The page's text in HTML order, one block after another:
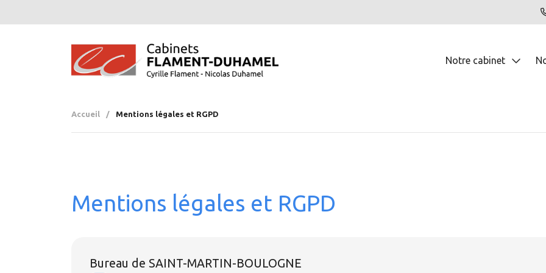
Notre cabinet
Recrutement
Accueil / Mentions légales et RGPD
Mentions légales et RGPD
Bureau de SAINT-MARTIN-BOULOGNE